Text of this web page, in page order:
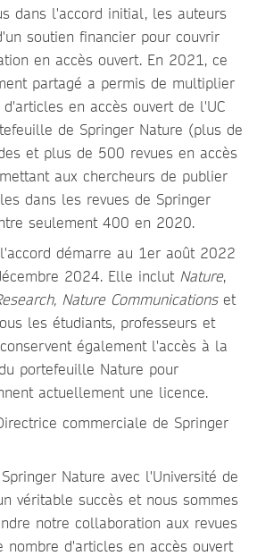
dans l'accord initial, les auteurs
soutien financier pour couvrir
en accès ouvert. En 2021, ce
partagé a permis de multiplier
en accès ouvert de l'UC
de Springer Nature (plus de
et plus de 500 revues en accès
aux chercheurs de publier
dans les revues de Springer
seulement 400 en 2020.
démarre au 1er août 2022
2024. Elle inclut Nature,
Nature Communications et
les étudiants, professeurs et
également l'accès à la
portefeuille Nature pour
actuellement une licence.
commerciale de Springer
Nature avec l'Université de
véritable succès et nous sommes
notre collaboration aux revues
nombre d'articles en accès ouvert